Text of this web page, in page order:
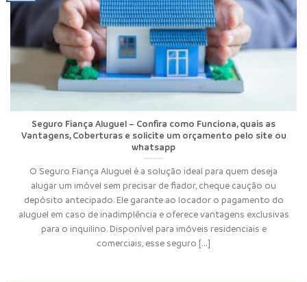
Seguro Fiança Aluguel – Confira como Funciona, quais as
Vantagens, Coberturas e solicite um orçamento pelo site ou
whatsapp
O Seguro Fiança Aluguel é a solução ideal para quem deseja
alugar um imóvel sem precisar de fiador, cheque caução ou
depósito antecipado. Ele garante ao locador o pagamento do
aluguel em caso de inadimplência e oferece vantagens exclusivas
para o inquilino. Disponível para imóveis residenciais e
comerciais, esse seguro [...]